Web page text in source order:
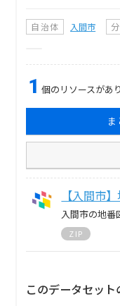
自治体 入間市
1 個のリソースがあ
【入間市
入間市の地番
ZIP
このデータセット